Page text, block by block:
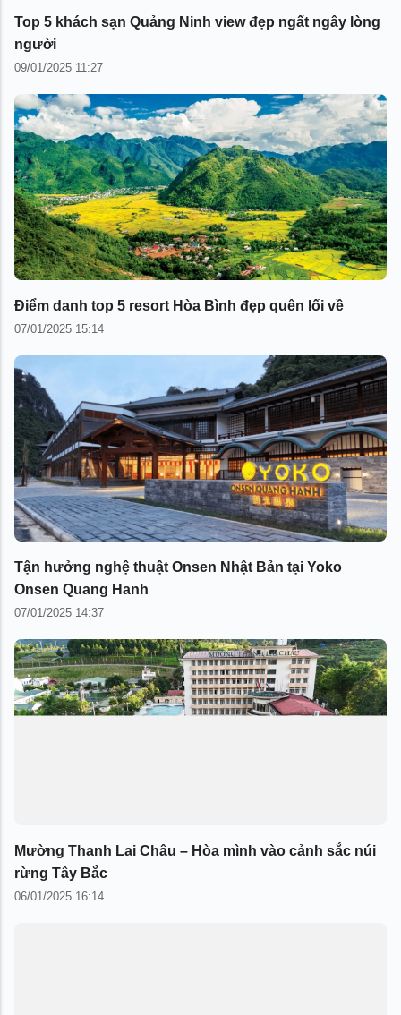
Top 5 khách sạn Quảng Ninh view đẹp ngất ngây lòng
người
09/01/2025 11:27
Điểm danh top 5 resort Hòa Bình đẹp quên lối về
07/01/2025 15:14
Tận hưởng nghệ thuật Onsen Nhật Bản tại Yoko
Onsen Quang Hanh
07/01/2025 14:37
Mường Thanh Lai Châu – Hòa mình vào cảnh sắc núi
rừng Tây Bắc
06/01/2025 16:14